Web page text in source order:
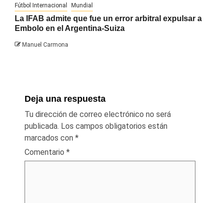
Fútbol Internacional Mundial
La IFAB admite que fue un error arbitral expulsar a
Embolo en el Argentina-Suiza
Manuel Carmona
Deja una respuesta
Tu dirección de correo electrónico no será
publicada. Los campos obligatorios están
marcados con *
Comentario *